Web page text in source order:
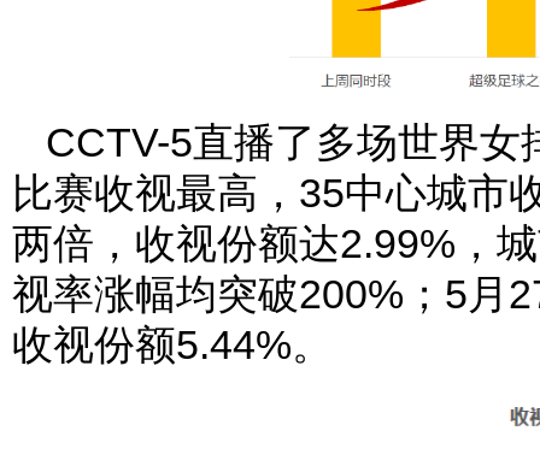
CCTV-5直播了多场世界
比赛收视最高，35中心城市
两倍，收视份额达2.99%，
视率涨幅均突破200%；5月
收视份额5.44%。